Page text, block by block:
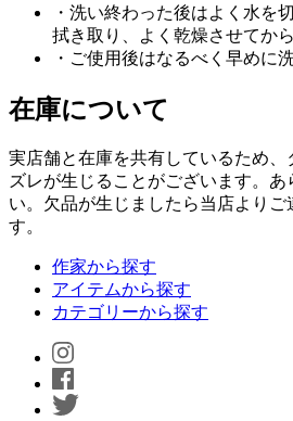
・洗い終わった後はよく水を
拭き取り、よく乾燥させてか
・ご使用後はなるべく早めに
在庫について
実店舗と在庫を共有しているため
ズレが生じることがございます。あ
い。欠品が生じましたら当店よりご
す。
作家から探す
アイテムから探す
カテゴリーから探す